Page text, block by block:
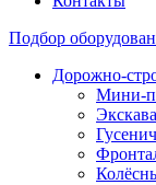
Подбор
Дорожно-
Мини-